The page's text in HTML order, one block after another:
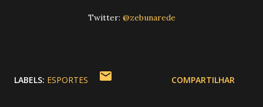
Twitter: @zebunarede
LABELS: ESPORTES COMPARTILHAR